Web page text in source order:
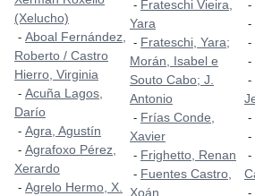
(Xelucho)
- Aboal Fernández,
Roberto / Castro
Hierro, Virginia
- Acuña Lagos,
Darío
- Agra, Agustín
- Agrafoxo Pérez,
Xerardo
- Agrelo Hermo, X.
- Frateschi Vieira,
Yara
- Frateschi, Yara;
Morán, Isabel e
Souto Cabo; J.
Antonio
- Frías Conde,
Xavier
- Frighetto, Renan
- Fuentes Castro,
Xoán
-
-
-
-
-
-
-
-
-